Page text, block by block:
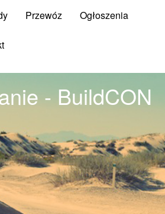
Przewóz Ogłoszenia
- BuildCON